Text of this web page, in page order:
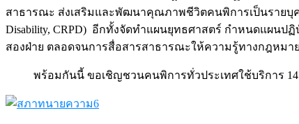
สาธารณะ ส่งเสริมและพัฒนาคุณภาพชีวิตคนพิการเป็นรายบุค
Disability, CRPD) อีกทั้งจัดทำแผนยุทธศาสตร์ กำหนดแผนป
สองฝ่าย ตลอดจนการสื่อสารสาธารณะให้ความรู้ทางกฎห
พร้อมกันนี้ ขอเชิญชวนคนพิการทั่วประเทศใช้บริการ